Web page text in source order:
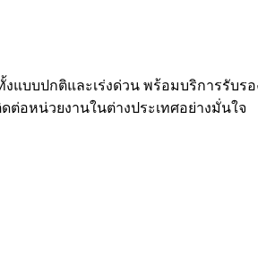
แบบปกติและเร่งด่วน พร้อมบริการรับร
อหน่วยงานในต่างประเทศอย่างมั่นใจ